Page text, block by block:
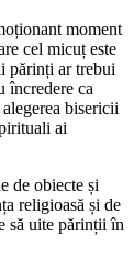
moment
cel micuț este
părinți ar trebui
încredere ca
bisericii
ai
de obiecte și
religioasă și de
să uite părinții în